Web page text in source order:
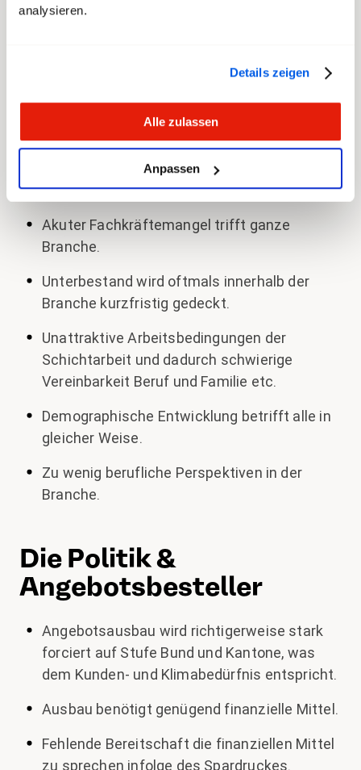
analysieren.
Details zeigen
Alle zulassen
Anpassen
zunehmender Fehltage.
Personalrekrutierung.
Die Branche
Akuter Fachkräftemangel trifft ganze
Branche.
Unterbestand wird oftmals innerhalb der
Branche kurzfristig gedeckt.
Unattraktive Arbeitsbedingungen der
Schichtarbeit und dadurch schwierige
Vereinbarkeit Beruf und Familie etc.
Demographische Entwicklung betrifft alle in
gleicher Weise.
Zu wenig berufliche Perspektiven in der
Branche.
Die Politik &
Angebotsbesteller
Angebotsausbau wird richtigerweise stark
forciert auf Stufe Bund und Kantone, was
dem Kunden- und Klimabedürfnis entspricht.
Ausbau benötigt genügend finanzielle Mittel.
Fehlende Bereitschaft die finanziellen Mittel
zu sprechen infolge des Spardruckes.